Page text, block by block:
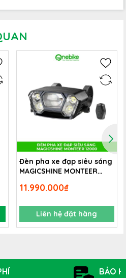
Đèn pha xe đạp siêu sáng
MAGICSHINE MONTEER
11.990.000₫
Liên hệ đặt hàng
BẢO